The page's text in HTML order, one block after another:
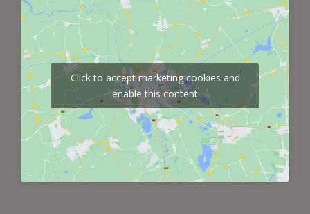
Click to accept marketing cookies and
enable this content